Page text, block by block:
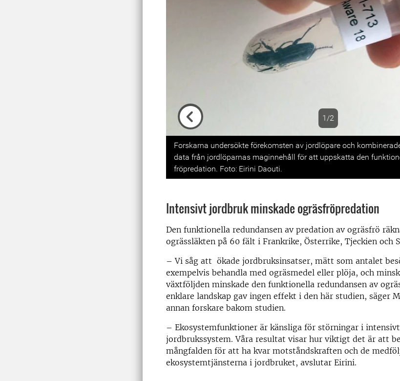
1/2
Previous
Forskarna undersökte förekomsten av jordlöpare och
data från jordlöparnas maginnehåll för att uppskatta den
fröpredation. Foto: Eirini Daouti.
Intensivt jordbruk minskade ogräsfröpredation
Den funktionella redundansen av predation av ogräsfrö
ogrässläkten på 60 fält i Frankrike, Österrike, Tjeckien och
– Vi såg att ökade jordbruksinsatser, mätt som antalet
exempelvis behandla med ogräsmedel eller plöja, och
växtföljden minskade den funktionella redundansen av
enklare landskap gav ingen effekt i den här studien, säger
annan forskare bakom studien.
– Ekosystemfunktioner är känsliga för störningar i
jordbrukssystem. Våra resultat visar hur viktigt det är att
mångfalden för att ha kvar motståndskraften och de
ekosystemtjänsterna i jordbruket, avslutar Eirini.